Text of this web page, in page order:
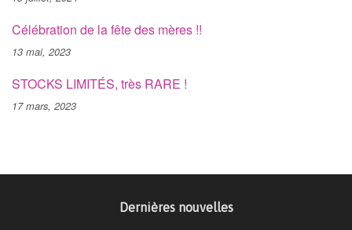
Célébration de la fête des mères !!
13 mai, 2023
STOCKS LIMITÉS, très RARE !
17 mars, 2023
Dernières nouvelles